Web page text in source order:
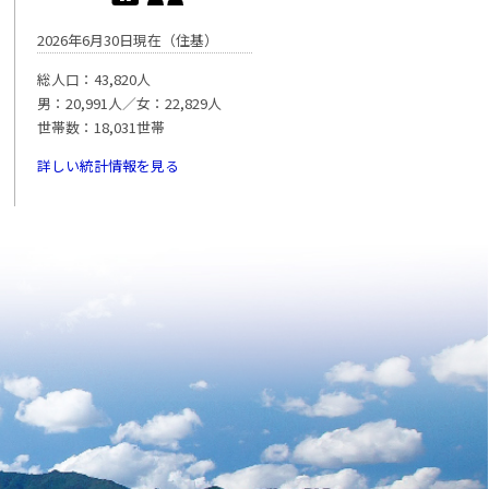
2026年6月30日現在（住基）
総人口：43,820人
男：20,991人／女：22,829人
世帯数：18,031世帯
詳しい統計情報を見る